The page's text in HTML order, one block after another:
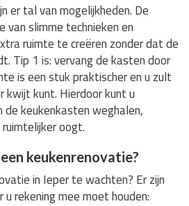
er tal van mogelijkheden. De
van slimme technieken en
ruimte te creëren zonder dat de
Tip 1 is: vervang de kasten door
is een stuk praktischer en u zult
kwijt kunt. Hierdoor kunt u
keukenkasten weghalen,
oogt.
keukenrenovatie?
in Ieper te wachten? Er zijn
rekening mee moet houden: